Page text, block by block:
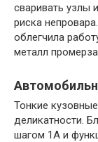
сваривать узлы
риска
облегчила
металл
Тонкие
деликатности.
шагом 1А и